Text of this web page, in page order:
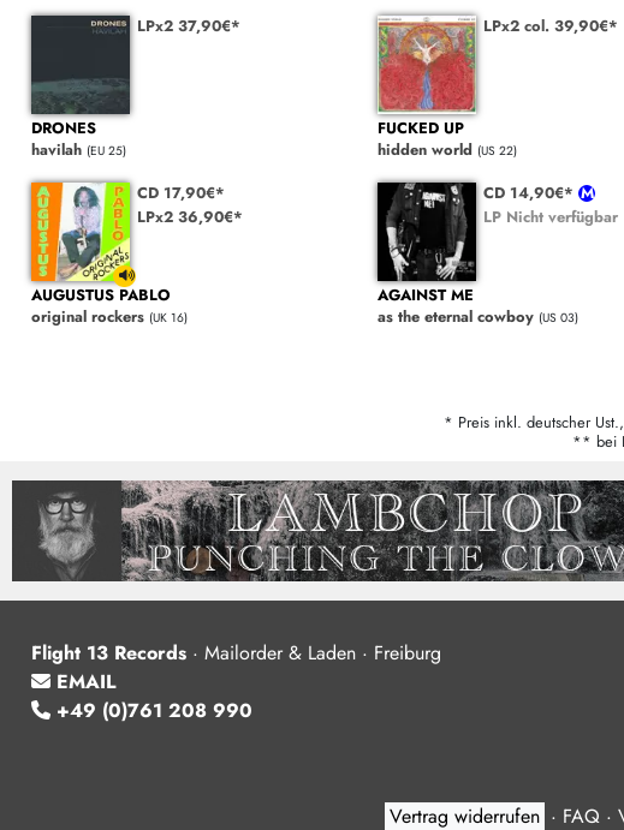
LPx2 37,90€*
DRONES
havilah (EU 25)
LPx2 col. 39,90€*
FUCKED UP
hidden world (US 22)
CD 17,90€*
LPx2 36,90€*
AUGUSTUS PABLO
original rockers (UK 16)
CD 14,90€*
LP Nicht verfügbar
AGAINST ME
as the eternal cowboy (US 03)
* Preis inkl. deutscher
** bei
Flight 13 Records · Mailorder & Laden · Freiburg
EMAIL
+49 (0)761 208 990
Vertrag widerrufen · FAQ ·